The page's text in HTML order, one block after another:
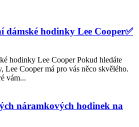
hodinky Lee Cooper✅
hodinky Lee Cooper Pokud hledáte
Lee Cooper má pro vás něco skvělého.
vám...
náramkových hodinek na